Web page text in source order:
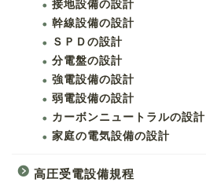
接地設備の設計
幹線設備の設計
ＳＰＤの設計
分電盤の設計
強電設備の設計
弱電設備の設計
カーボンニュートラルの設計
家庭の電気設備の設計
高圧受電設備規程